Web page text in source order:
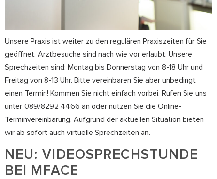
Unsere Praxis ist weiter zu den regulären Praxiszeiten für Sie
geöffnet. Arztbesuche sind nach wie vor erlaubt. Unsere
Sprechzeiten sind: Montag bis Donnerstag von 8-18 Uhr und
Freitag von 8-13 Uhr. Bitte vereinbaren Sie aber unbedingt
einen Termin! Kommen Sie nicht einfach vorbei. Rufen Sie uns
unter 089/8292 4466 an oder nutzen Sie die Online-
Terminvereinbarung. Aufgrund der aktuellen Situation bieten
wir ab sofort auch virtuelle Sprechzeiten an.
NEU: VIDEOSPRECHSTUNDE
BEI MFACE